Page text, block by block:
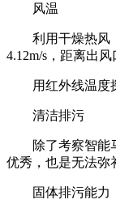
风温
利用干燥热风，
4.12m/s，距离出
用红外线温度探
清洁排污
除了考察智能马
优秀，也是无法弥
固体排污能力